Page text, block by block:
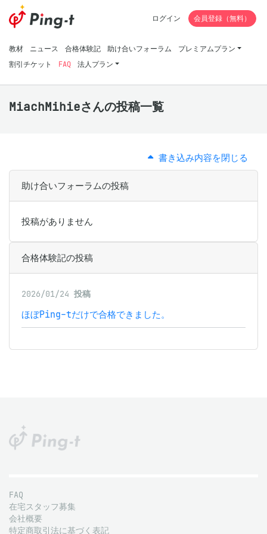
教材 ニュース 合格体験記 助け合いフォーラム
プレミアムプラン
割引チケット
FAQ 法人プラン
ログイン 会員登録（無料）
MiachMihieさんの投稿一覧
書き込み内容を閉じる
助け合いフォーラムの投稿
投稿がありません
合格体験記の投稿
2026/01/24 投稿
ほぼPing-tだけで合格できました。
FAQ
在宅スタッフ募集
会社概要
特定商取引法に基づく表記